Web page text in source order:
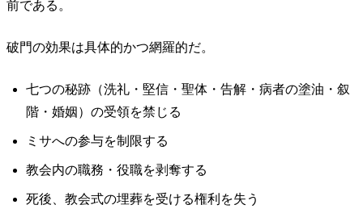
前である。
破門の効果は具体的かつ網羅的だ。
七つの秘跡（洗礼・堅信・聖体・告解・病者の塗油・叙
階・婚姻）の受領を禁じる
ミサへの参与を制限する
教会内の職務・役職を剥奪する
死後、教会式の埋葬を受ける権利を失う